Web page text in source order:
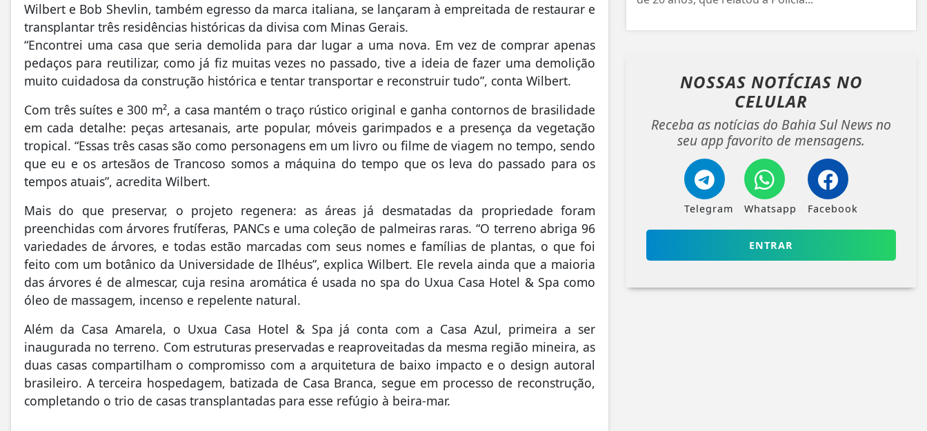
Wilbert e Bob Shevlin, também egresso da marca italiana, se lançaram à empreitada de restaurar e
transplantar três residências históricas da divisa com Minas Gerais.
“Encontrei uma casa que seria demolida para dar lugar a uma nova. Em vez de comprar apenas
pedaços para reutilizar, como já fiz muitas vezes no passado, tive a ideia de fazer uma demolição
muito cuidadosa da construção histórica e tentar transportar e reconstruir tudo”, conta Wilbert.
Com três suítes e 300 m², a casa mantém o traço rústico original e ganha contornos de brasilidade
em cada detalhe: peças artesanais, arte popular, móveis garimpados e a presença da vegetação
tropical. “Essas três casas são como personagens em um livro ou filme de viagem no tempo, sendo
que eu e os artesãos de Trancoso somos a máquina do tempo que os leva do passado para os
tempos atuais”, acredita Wilbert.
Mais do que preservar, o projeto regenera: as áreas já desmatadas da propriedade foram
preenchidas com árvores frutíferas, PANCs e uma coleção de palmeiras raras. “O terreno abriga 96
variedades de árvores, e todas estão marcadas com seus nomes e famílias de plantas, o que foi
feito com um botânico da Universidade de Ilhéus”, explica Wilbert. Ele revela ainda que a maioria
das árvores é de almescar, cuja resina aromática é usada no spa do Uxua Casa Hotel & Spa como
óleo de massagem, incenso e repelente natural.
Além da Casa Amarela, o Uxua Casa Hotel & Spa já conta com a Casa Azul, primeira a ser
inaugurada no terreno. Com estruturas preservadas e reaproveitadas da mesma região mineira, as
duas casas compartilham o compromisso com a arquitetura de baixo impacto e o design autoral
brasileiro. A terceira hospedagem, batizada de Casa Branca, segue em processo de reconstrução,
completando o trio de casas transplantadas para esse refúgio à beira-mar.
NOSSAS NOTÍCIAS NO
CELULAR
Receba as notícias do Bahia Sul News no
seu app favorito de mensagens.
Telegram Whatsapp Facebook
ENTRAR